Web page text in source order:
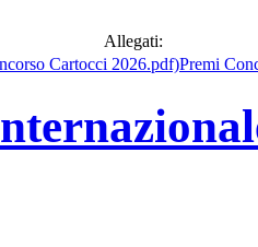
Allegati:
Premi